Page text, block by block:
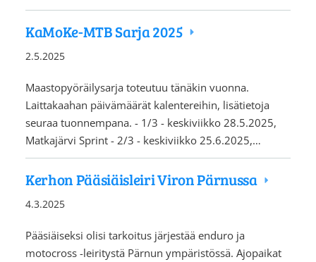
KaMoKe-MTB Sarja 2025
2.5.2025
Maastopyöräilysarja toteutuu tänäkin vuonna.
Laittakaahan päivämäärät kalentereihin, lisätietoja
seuraa tuonnempana. - 1/3 - keskiviikko 28.5.2025,
Matkajärvi Sprint - 2/3 - keskiviikko 25.6.2025,…
Kerhon Pääsiäisleiri Viron Pärnussa
4.3.2025
Pääsiäiseksi olisi tarkoitus järjestää enduro ja
motocross -leiritystä Pärnun ympäristössä. Ajopaikat